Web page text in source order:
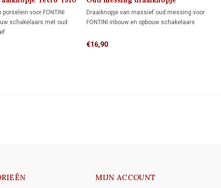
voor FONTINI
schakelaars met oud
'klassiek' 1910
Draaiknopje van massief oud messing voor
FONTINI inbouw en opbouw schakelaars
€16,90
MIJN ACCOUNT